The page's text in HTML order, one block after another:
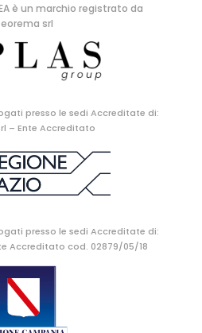
è un marchio registrato da
srl
presso le sedi Accreditate di:
– Ente Accreditato
presso le sedi Accreditate di:
Accreditato cod. 02879/05/18